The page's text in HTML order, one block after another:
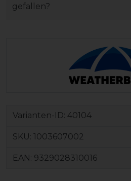
gefallen?
Varianten-ID: 40104
SKU: 1003607002
EAN: 9329028310016